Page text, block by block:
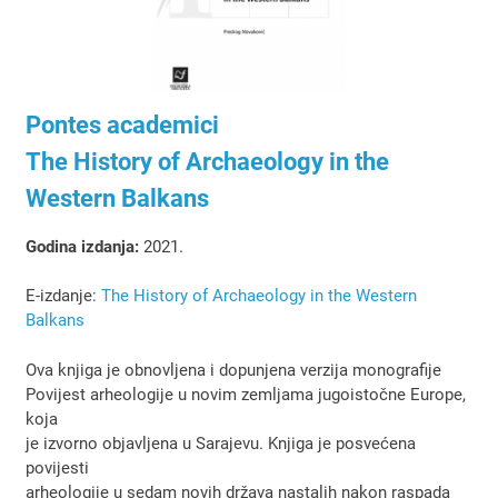
Pontes academici
The History of Archaeology in the
Western Balkans
Godina izdanja:2021.
E-izdanje: The History of Archaeology in the Western
Balkans
Ova knjiga je obnovljena i dopunjena verzija monografije
Povijest arheologije u novim zemljama jugoistočne Europe,
koja
je izvorno objavljena u Sarajevu. Knjiga je posvećena
povijesti
arheologije u sedam novih država nastalih nakon raspada